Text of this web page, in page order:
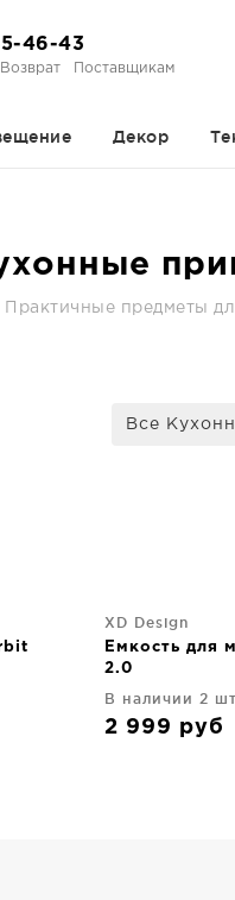
46-43
Возврат Поставщикам
Декор
Практичные предметы
Все
XD Design
Емкость для
2.0
В наличии 2 шт.
2 999 руб